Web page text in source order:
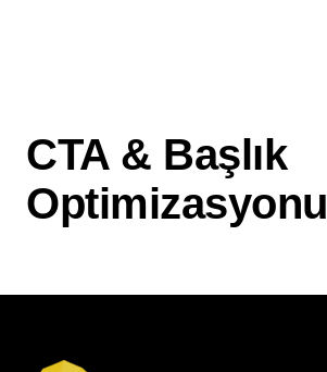
CTA & Başlık
Optimizasyonu